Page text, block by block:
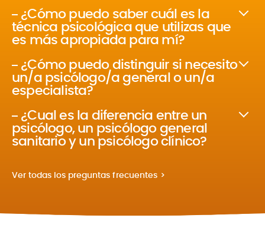
¿Cómo puedo saber cuál es la
técnica psicológica que utilizas que
es más apropiada para mí?
¿Cómo puedo distinguir si necesito
un/a psicólogo/a general o un/a
especialista?
¿Cual es la diferencia entre un
psicólogo, un psicólogo general
sanitario y un psicólogo clínico?
Ver todas los preguntas frecuentes